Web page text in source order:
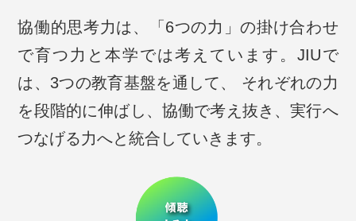
協働的思考力は、「6つの力」の掛け合わせ
で育つ力と本学では考えています。JIUで
は、3つの教育基盤を通して、
それぞれの力
を段階的に伸ばし、協働で考え抜き、実行へ
つなげる力へと統合していきます。